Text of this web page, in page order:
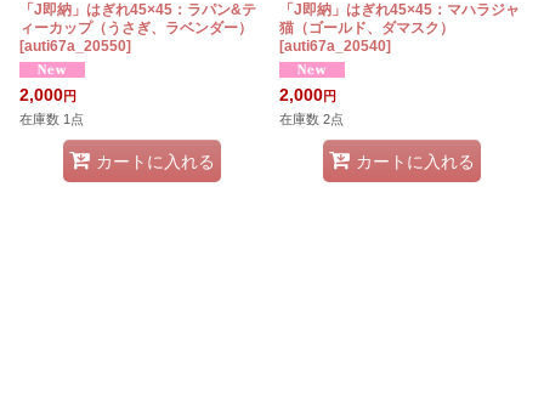
「J即納」はぎれ45×45：ラパン&テ
ィーカップ（うさぎ、ラベンダー）
[auti67a_20550]
2,000円
在庫数 1点
カートに入れる
「J即納」はぎれ45×45：マハラジャ
猫（ゴールド、ダマスク）
[auti67a_20540]
2,000円
在庫数 2点
カートに入れる